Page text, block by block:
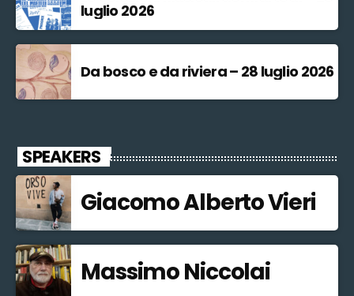
luglio 2026
Da bosco e da riviera – 28 luglio 2026
SPEAKERS
Giacomo Alberto Vieri
Massimo Niccolai